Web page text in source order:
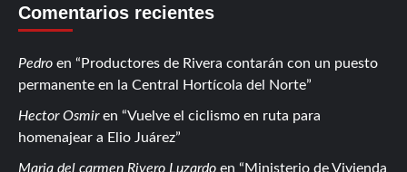
Comentarios recientes
Pedro en
Productores de Rivera contarán con un puesto
permanente en la Central Hortícola del Norte
Hector Osmiren
Vuelve el ciclismo en ruta para
homenajear a Elio Juárez
Maria del carmen Rivero Luzardo en
Ministerio de Vivienda